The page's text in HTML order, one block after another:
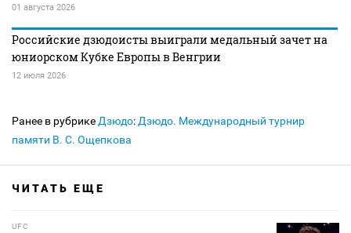
01 августа 2026
Российские дзюдоисты выиграли медальный зачет на
юниорском Кубке Европы в Венгрии
12 июля 2026
Ранее в рубрике Дзюдо: Дзюдо. Международный турнир
памяти В. С. Ощепкова
ЧИТАТЬ ЕЩЕ
UFC